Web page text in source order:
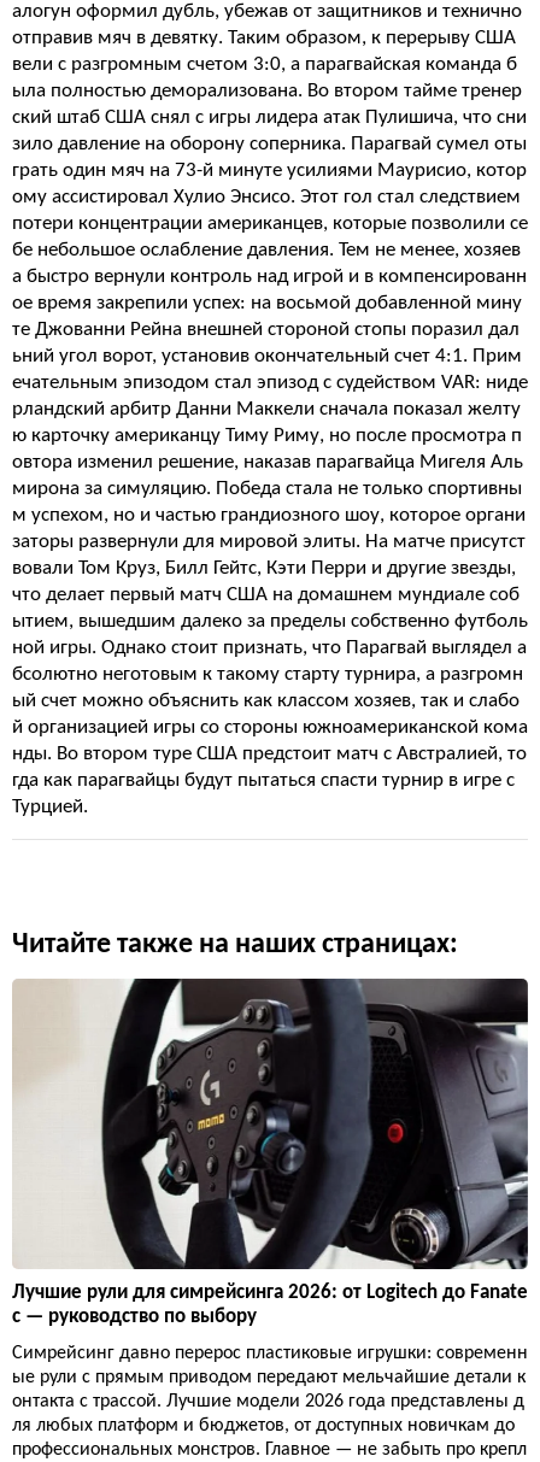
алогун оформил дубль, убежав от защитников и технично
отправив мяч в девятку. Таким образом, к перерыву США
вели с разгромным счетом 3:0, а парагвайская команда б
ыла полностью деморализована. Во втором тайме тренер
ский штаб США снял с игры лидера атак Пулишича, что сни
зило давление на оборону соперника. Парагвай сумел оты
грать один мяч на 73-й минуте усилиями Маурисио, котор
ому ассистировал Хулио Энсисо. Этот гол стал следствием
потери концентрации американцев, которые позволили се
бе небольшое ослабление давления. Тем не менее, хозяев
а быстро вернули контроль над игрой и в компенсированн
ое время закрепили успех: на восьмой добавленной мину
те Джованни Рейна внешней стороной стопы поразил дал
ьний угол ворот, установив окончательный счет 4:1. Прим
ечательным эпизодом стал эпизод с судейством VAR: ниде
рландский арбитр Данни Маккели сначала показал желту
ю карточку американцу Тиму Риму, но после просмотра п
овтора изменил решение, наказав парагвайца Мигеля Аль
мирона за симуляцию. Победа стала не только спортивны
м успехом, но и частью грандиозного шоу, которое органи
заторы развернули для мировой элиты. На матче присутст
вовали Том Круз, Билл Гейтс, Кэти Перри и другие звезды,
что делает первый матч США на домашнем мундиале соб
ытием, вышедшим далеко за пределы собственно футболь
ной игры. Однако стоит признать, что Парагвай выглядел а
бсолютно неготовым к такому старту турнира, а разгромн
ый счет можно объяснить как классом хозяев, так и слабо
й организацией игры со стороны южноамериканской кома
нды. Во втором туре США предстоит матч с Австралией, то
гда как парагвайцы будут пытаться спасти турнир в игре с
Турцией.
Читайте также на наших страницах:
Лучшие рули для симрейсинга 2026: от Logitech до Fanate
c — руководство по выбору
Симрейсинг давно перерос пластиковые игрушки: современн
ые рули с прямым приводом передают мельчайшие детали к
онтакта с трассой. Лучшие модели 2026 года представлены д
ля любых платформ и бюджетов, от доступных новичкам до
профессиональных монстров. Главное — не забыть про крепл